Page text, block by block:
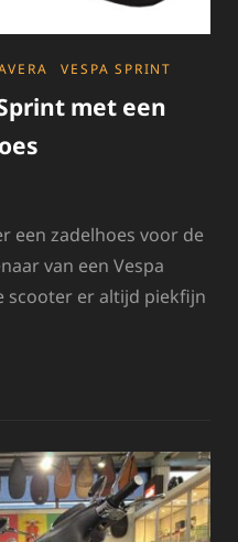
VESPA SPRINT
met een
een zadelhoes voor de
van een Vespa
scooter er altijd piekfijn